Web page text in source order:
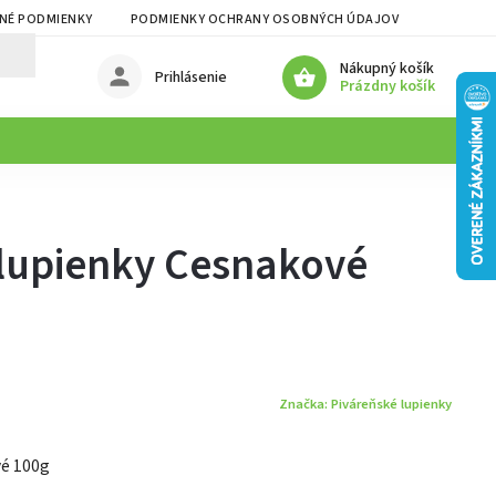
PODMIENKY PODMIENKY OCHRANY OSOBNÝCH ÚDAJOV
Nákupný košík
Prázdny košík
Prihlásenie
Cesnakové
Značka: Piváreňské lupienky
100g